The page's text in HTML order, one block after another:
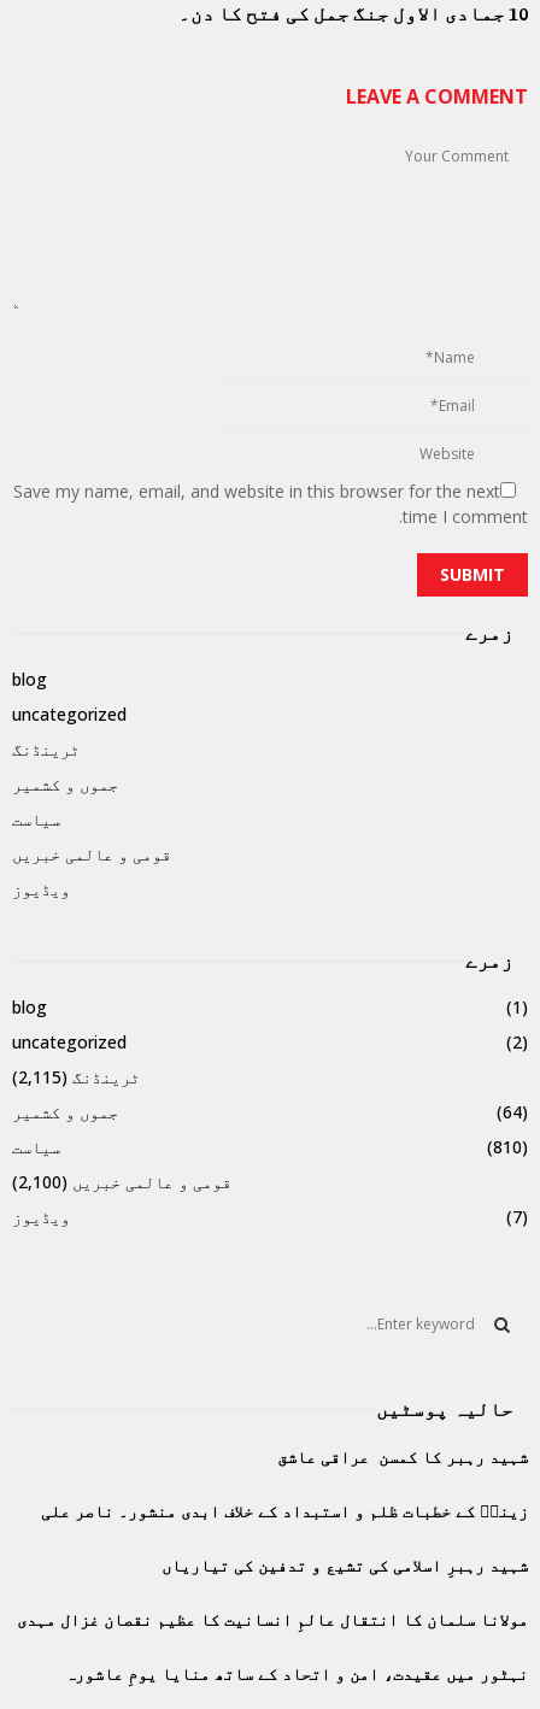
10 جمادی الاول جنگ جمل کی فتح کا دن۔
LEAVE A COMMENT
Save my name, email, and website in this browser for the next
time I comment.
زمرے
blog
uncategorized
ٹرینڈنگ
جموں و کشمیر
سیاست
قومی و عالمی خبریں
ویڈیوز
زمرے
blog
(1)
uncategorized
(2)
ٹرینڈنگ (2,115)
جموں و کشمیر
(64)
سیاست
(810)
قومی و عالمی خبریں (2,100)
ویڈیوز
(7)
f
r
E
A
R
C
H
حالیہ پوسٹیں
شہید رہبر کا کمسن عراقی عاشق
زینبؑ کے خطبات ظلم و استبداد کے خلاف ابدی منشور۔ ناصر علی
شہید رہبرِ اسلامی کی تشیع و تدفین کی تیاریاں
مولانا سلمان کا انتقال عالمِ انسانیت کا عظیم نقصان غزال مہدی
نہٹور میں عقیدت، امن و اتحاد کے ساتھ منایا یومِ عاشورہ